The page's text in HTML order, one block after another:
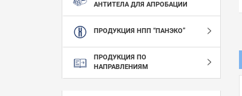
АНТИТЕЛА ДЛЯ АПРОБАЦИИ
ПРОДУКЦИЯ НПП “ПАНЭКО”
ПРОДУКЦИЯ ПО
НАПРАВЛЕНИЯМ